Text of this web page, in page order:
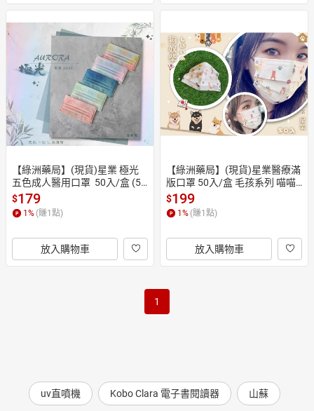
【綠洲藥局】(現貨)星業 極光
五色成人醫用口罩  50入/盒 (5
款各10入)
$179
1 % (賺1 點)
放入購物車
【綠洲藥局】(現貨)星業醫療滿
版口罩 50入/盒 毛孩系列 喵喵
掌 狗奴柴 嚕嚕咪 小柴郎
$199
1 % (賺1 點)
放入購物車
1
uv直噴機 Kobo Clara 電子書閱讀器 山蘇